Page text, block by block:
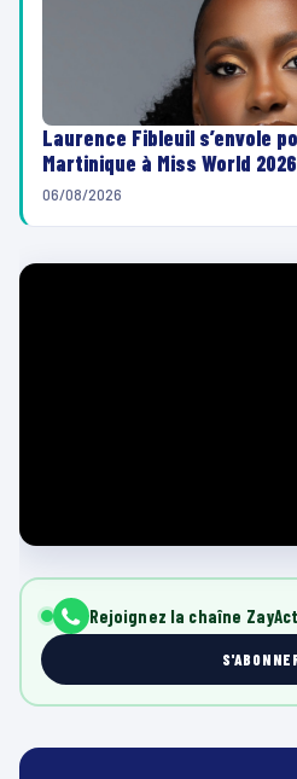
Laurence Fibleuil s’envole
Martinique à Miss World
06/08/2026
Rejoignez la chaîne